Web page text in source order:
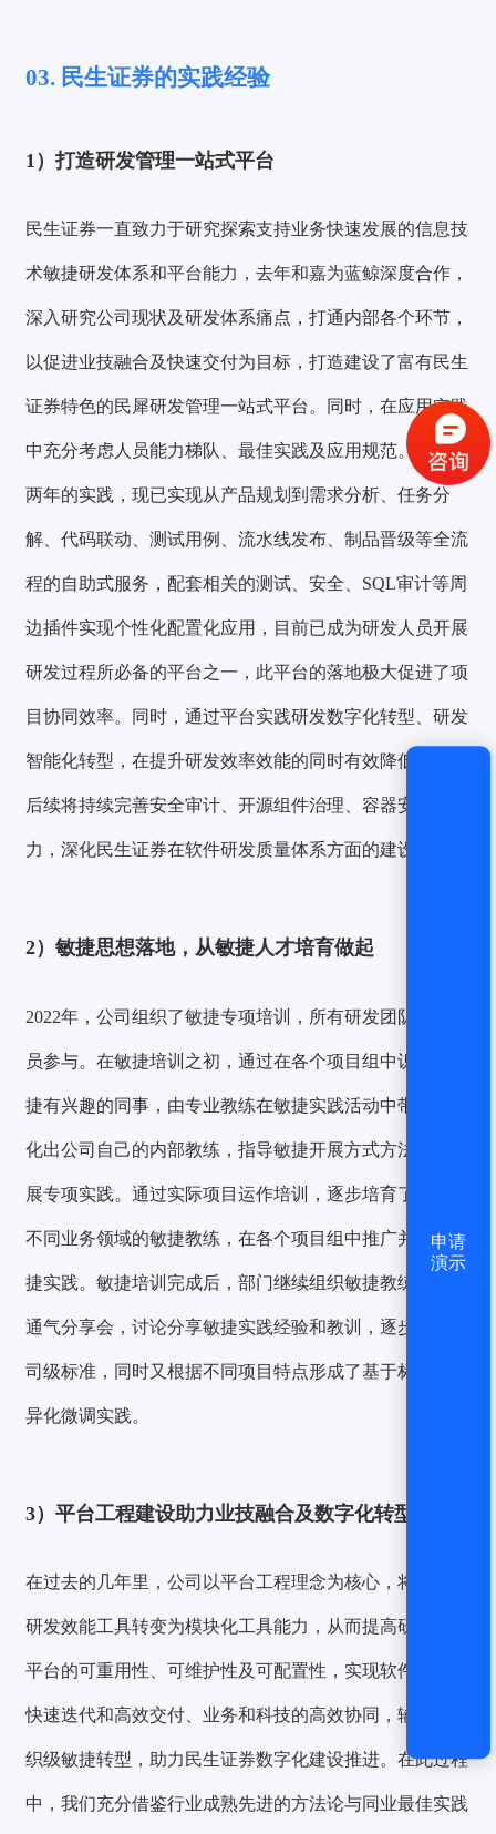
03. 民生证券的实践经验
1）打造研发管理一站式平台
民生证券一直致力于研究探索支持业务快速发展的信息技
术敏捷研发体系和平台能力，去年和嘉为蓝鲸深度合作，
深入研究公司现状及研发体系痛点，打通内部各个环节，
以促进业技融合及快速交付为目标，打造建设了富有民生
证券特色的民犀研发管理一站式平台。 同时，在应用实践
中充分考虑人员能力梯队、最佳实践及应用规范。经过近
两年的实践，现已实现从产品规划到需求分析、任务分
解、代码联动、测试用例、流水线发布、制品晋级等全流
程的自助式服务，配套相关的测试、安全、SQL审计等周
边插件实现个性化配置化应用，目前已成为研发人员开展
研发过程所必备的平台之一， 此平台的落地极大促进了项
目协同效率。 同时，通过平台实践研发数字化转型、研发
智能化转型，在提升研发效率效能的同时有效降低风险，
后续将持续完善安全审计、开源组件治理、容器安全等能
力，深化民生证券在软件研发质量体系方面的建设。
2）敏捷思想落地，从敏捷人才培育做起
2022年，公司组织了敏捷专项培训，所有研发团队核心成
员参与。在敏捷培训之初，通过在各个项目组中识别对敏
捷有兴趣的同事，由专业教练在敏捷实践活动中带教并孵
化出公司自己的内部教练，指导敏捷开展方式方法，并开
展专项实践。通过实际项目运作培训，逐步培育了十多位
不同业务领域的敏捷教练，在各个项目组中推广并深化敏
捷实践。敏捷培训完成后，部门继续组织敏捷教练常态化
通气分享会，讨论分享敏捷实践经验和教训，逐步形成公
司级标准，同时又根据不同项目特点形成了基于标准的差
异化微调实践。
3）平台工程建设助力业技融合及数字化转型落地
在过去的几年里，公司以平台工程理念为核心，将单点的
研发效能工具转变为模块化工具能力，从而提高研发效能
平台的可重用性、可维护性及可配置性，实现软件开发的
快速迭代和高效交付、业务和科技的高效协同，辅之以组
织级敏捷转型，助力民生证券数字化建设推进。在此过程
中，我们充分借鉴行业成熟先进的方法论与同业最佳实践
获取验证码
登录
申请
演示